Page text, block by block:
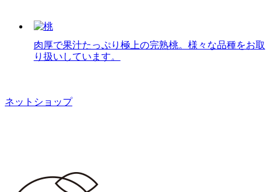
肉厚で果汁たっぷり極上の完熟桃。様々な品種をお取
り扱いしています。
ネットショップ